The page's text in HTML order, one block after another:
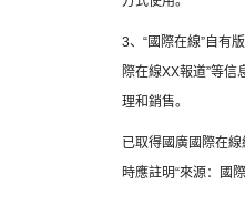
3、“國際在線”自有
際在線XX報道”等
理和銷售。
已取得國廣國際在
時應註明“來源：國